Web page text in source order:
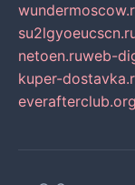
netoen.ruweb-
kuper-
everafterclub.org